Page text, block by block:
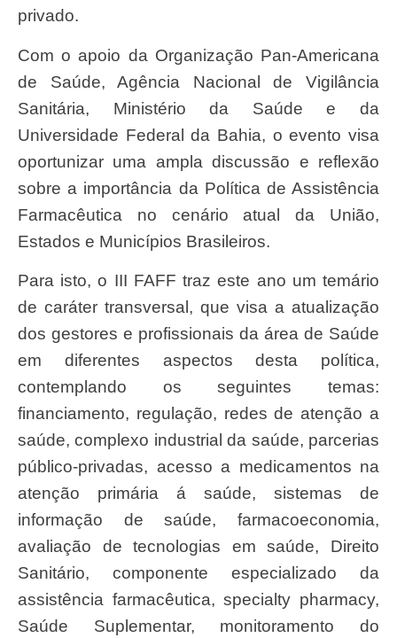
privado.
Com o apoio da Organização Pan-Americana
de Saúde, Agência Nacional de Vigilância
Sanitária, Ministério da Saúde e da
Universidade Federal da Bahia, o evento visa
oportunizar uma ampla discussão e reflexão
sobre a importância da Política de Assistência
Farmacêutica no cenário atual da União,
Estados e Municípios Brasileiros.
Para isto, o III FAFF traz este ano um temário
de caráter transversal, que visa a atualização
dos gestores e profissionais da área de Saúde
em diferentes aspectos desta política,
contemplando os seguintes temas:
financiamento, regulação, redes de atenção a
saúde, complexo industrial da saúde, parcerias
público-privadas, acesso a medicamentos na
atenção primária á saúde, sistemas de
informação de saúde, farmacoeconomia,
avaliação de tecnologias em saúde, Direito
Sanitário, componente especializado da
assistência farmacêutica, specialty pharmacy,
Saúde Suplementar, monitoramento do